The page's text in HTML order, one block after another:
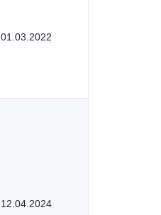
01.03.2022
12.04.2024